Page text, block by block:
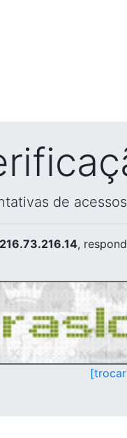
de
216.73.216.14,